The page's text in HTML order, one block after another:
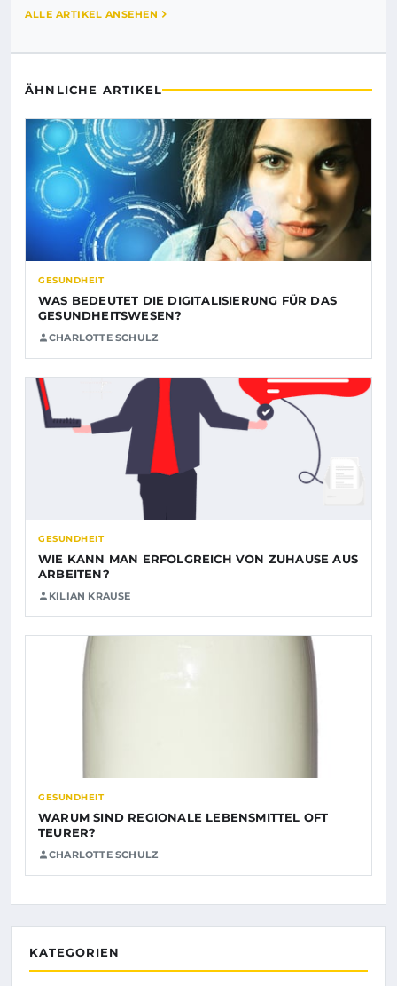
ALLE ARTIKEL ANSEHEN
ÄHNLICHE ARTIKEL
GESUNDHEIT
WAS BEDEUTET DIE DIGITALISIERUNG FÜR DAS
GESUNDHEITSWESEN?
CHARLOTTE SCHULZ
GESUNDHEIT
WIE KANN MAN ERFOLGREICH VON ZUHAUSE AUS
ARBEITEN?
KILIAN KRAUSE
GESUNDHEIT
WARUM SIND REGIONALE LEBENSMITTEL OFT
TEURER?
CHARLOTTE SCHULZ
KATEGORIEN